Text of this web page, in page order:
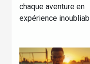
chaque aventure en
expérience